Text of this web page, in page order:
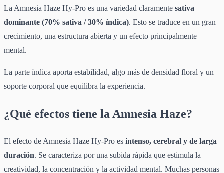
La Amnesia Haze Hy-Pro es una variedad claramente sativa
dominante (70% sativa / 30% índica). Esto se traduce en un gran
crecimiento, una estructura abierta y un efecto principalmente
mental.
La parte índica aporta estabilidad, algo más de densidad floral y un
soporte corporal que equilibra la experiencia.
¿Qué efectos tiene la Amnesia Haze?
El efecto de Amnesia Haze Hy-Pro es intenso, cerebral y de larga
duración. Se caracteriza por una subida rápida que estimula la
creatividad, la concentración y la actividad mental. Muchas personas